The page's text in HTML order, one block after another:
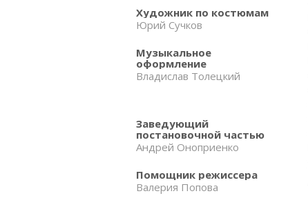
Художник по костюмам
Юрий Сучков
Музыкальное
оформление
Владислав Толецкий
Заведующий
постановочной частью
Андрей Оноприенко
Помощник режиссера
Валерия Попова